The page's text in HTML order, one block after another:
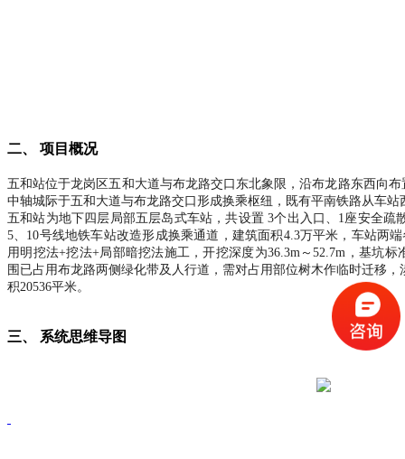
二、 项目概况
五和站位于龙岗区五和大道与布龙路交口东北象限，沿布龙路东西向
中轴城际于五和大道与布龙路交口形成换乘枢纽，既有平南铁路从车站
五和站为地下四层局部五层岛式车站，共设置 3个出入口、1座安全疏
5、10号线地铁车站改造形成换乘通道，建筑面积4.3万平米，车站两
用明挖法+挖法+局部暗挖法施工，开挖深度为36.3m～52.7m，基坑标
围已占用布龙路两侧绿化带及人行道，需对占用部位树木作临时迁移
积20536平米。
三、 系统思维导图